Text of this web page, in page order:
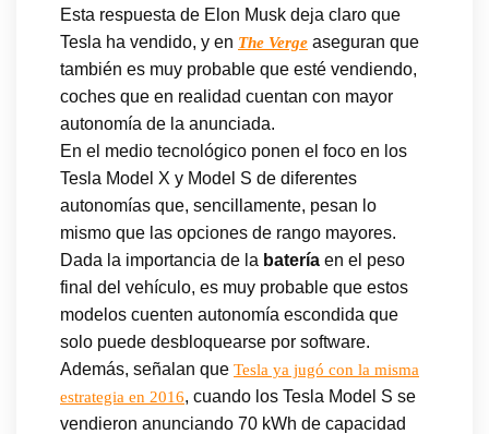
Esta respuesta de Elon Musk deja claro que
Tesla ha vendido, y en The Verge aseguran que
también es muy probable que esté vendiendo,
coches que en realidad cuentan con mayor
autonomía de la anunciada.
En el medio tecnológico ponen el foco en los
Tesla Model X y Model S de diferentes
autonomías que, sencillamente, pesan lo
mismo que las opciones de rango mayores.
Dada la importancia de la batería en el peso
final del vehículo, es muy probable que estos
modelos cuenten autonomía escondida que
solo puede desbloquearse por software.
Además, señalan que Tesla ya jugó con la misma
estrategia en 2016, cuando los Tesla Model S se
vendieron anunciando 70 kWh de capacidad